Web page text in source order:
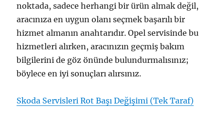
noktada, sadece herhangi bir ürün almak değil,
aracınıza en uygun olanı seçmek başarılı bir
hizmet almanın anahtarıdır. Opel servisinde bu
hizmetleri alırken, aracınızın geçmiş bakım
bilgilerini de göz önünde bulundurmalısınız;
böylece en iyi sonuçları alırsınız.
Skoda Servisleri Rot Başı Değişimi (Tek Taraf)